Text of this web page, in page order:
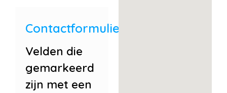
Contactformulier
Velden die
gemarkeerd
zijn met een